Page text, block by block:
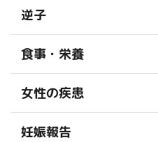
逆子
食事・栄養
女性の疾患
妊娠報告